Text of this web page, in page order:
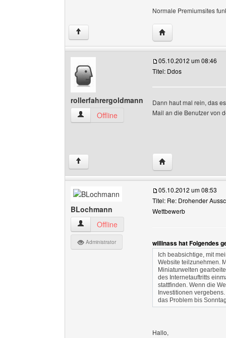
Normale Premiumsites
↑ Website dieses
rollerfahrergoldmann
rollerfahrergoldmann Benutzer-Profile
Offline
05.10.2012 um 08:46
Titel: Ddos
Dann haut mal rein, das
Mail an die Benutzer von
↑ Website dieses
BLochmann
BLochmann Benutzer-Profile anzeigen
Offline
Administrator
05.10.2012 um 08:53
Titel: Re: Drohender
Wettbewerb
willinass hat Folgendes
Ich beabsichtige, mit
Website teilzunehmen.
Miniaturwelten
des Internetauftritts
stattfinden. Wenn die
Investitionen
das Problem bis
Hallo,